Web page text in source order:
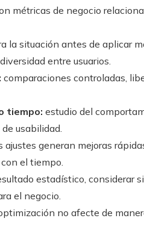
métricas de negocio
la situación antes de aplicar
entre usuarios.
comparaciones controladas,
tiempo: estudio del
usabilidad.
ajustes generan mejoras
el tiempo.
estadístico, considerar
el negocio.
no afecte de